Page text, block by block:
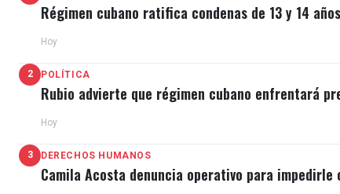
Régimen cubano ratifica condenas de 13 y 14
Hoy
2 POLÍTICA
Rubio advierte que régimen cubano enfrentará
Hoy
3 DERECHOS HUMANOS
Camila Acosta denuncia operativo para